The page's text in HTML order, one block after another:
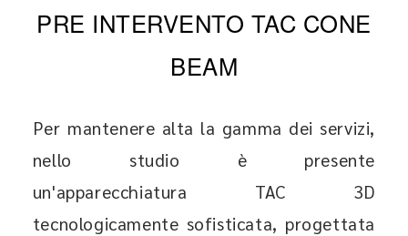
PRE INTERVENTO TAC CONE
BEAM
Per mantenere alta la gamma dei servizi,
nello studio è presente
un'apparecchiatura TAC 3D
tecnologicamente sofisticata, progettata